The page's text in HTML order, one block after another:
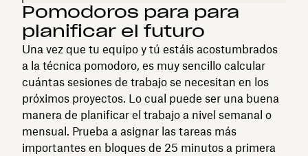
Pomodoros para para
planificar el futuro
Una vez que tu equipo y tú estáis acostumbrados
a la técnica pomodoro, es muy sencillo calcular
cuántas sesiones de trabajo se necesitan en los
próximos proyectos. Lo cual puede ser una buena
manera de planificar el trabajo a nivel semanal o
mensual. Prueba a asignar las tareas más
importantes en bloques de 25 minutos a primera